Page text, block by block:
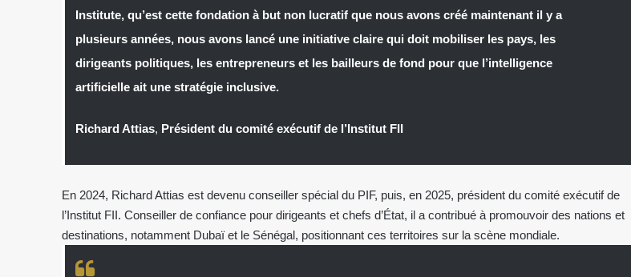
Institute, qu’est cette fondation à but non lucratif que nous avons créé maintenant il y a
plusieurs années, nous avons lancé une initiative claire qui doit mobiliser les pays, les
dirigeants politiques, les entrepreneurs et les bailleurs de fond pour que l’intelligence
artificielle ait une stratégie inclusive.
Richard Attias, Président du comité exécutif de l’Institut FII
En 2024, Richard Attias est devenu conseiller spécial du PIF, puis, en 2025, président du comité exécutif de
l’Institut FII. Conseiller de confiance pour dirigeants et chefs d’État, il a contribué à promouvoir des nations et
destinations, notamment Dubaï et le Sénégal, positionnant ces territoires sur la scène mondiale.